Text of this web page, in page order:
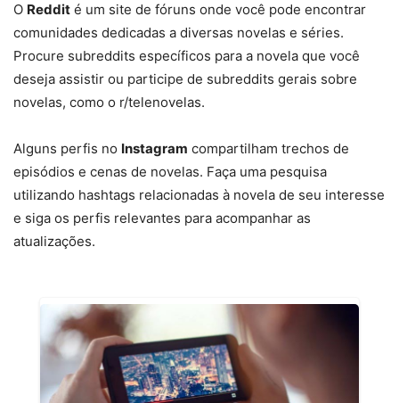
O Reddit é um site de fóruns onde você pode encontrar
comunidades dedicadas a diversas novelas e séries.
Procure subreddits específicos para a novela que você
deseja assistir ou participe de subreddits gerais sobre
novelas, como o r/telenovelas.
Alguns perfis no Instagram compartilham trechos de
episódios e cenas de novelas. Faça uma pesquisa
utilizando hashtags relacionadas à novela de seu interesse
e siga os perfis relevantes para acompanhar as
atualizações.